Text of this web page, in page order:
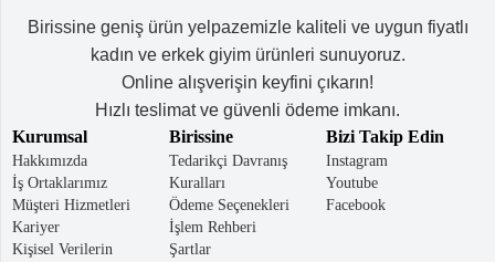
Birissine geniş ürün yelpazemizle kaliteli ve uygun fiyatlı
kadın ve erkek giyim ürünleri sunuyoruz.
Online alışverişin keyfini çıkarın!
Hızlı teslimat ve güvenli ödeme imkanı.
Kurumsal
Hakkımızda
İş Ortaklarımız
Müşteri Hizmetleri
Kariyer
Kişisel Verilerin
Birissine
Tedarikçi Davranış
Kuralları
Ödeme Seçenekleri
İşlem Rehberi
Şartlar
Bizi Takip Edin
Instagram
Youtube
Facebook